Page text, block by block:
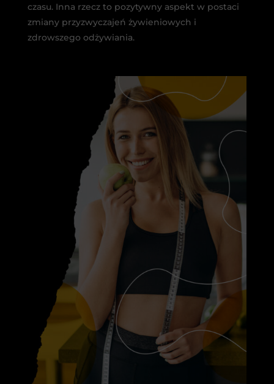
czasu. Inna rzecz to pozytywny aspekt w postaci
zmiany przyzwyczajeń żywieniowych i
zdrowszego odżywiania.